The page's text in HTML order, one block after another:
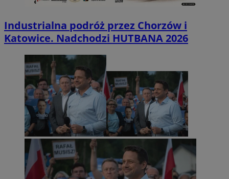
Industrialna podróż przez Chorzów i
Katowice. Nadchodzi HUTBANA 2026